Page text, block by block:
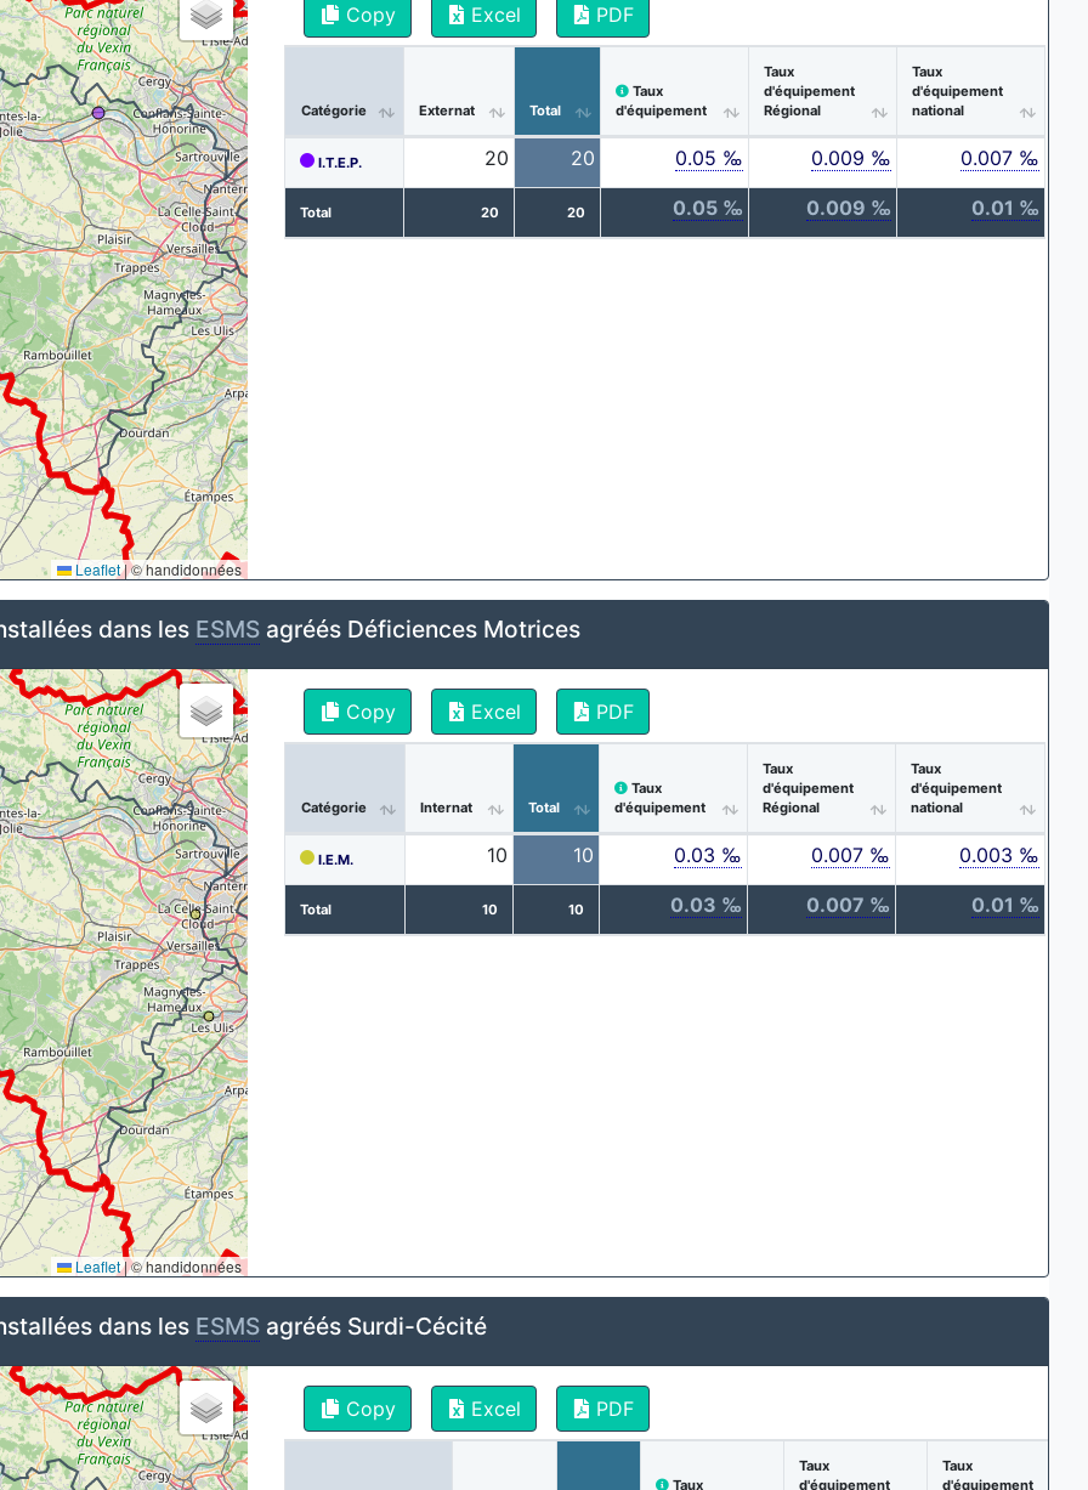
Leaflet|© handidonnées
Copy Excel PDF
Catégorie Externat Total
Taux
d'équipement
Taux
d'équipement
Régional
Taux
d'équipement
national
I.T.E.P. 20 20 0.05 ‰ 0.009 ‰ 0.007 ‰
Total 20 20 0.05 ‰ 0.009 ‰ 0.01 ‰
dans les ESMS agréés Déficiences Motrices
Leaflet|© handidonnées
Copy Excel PDF
Catégorie Internat Total
Taux
d'équipement
Taux
d'équipement
Régional
Taux
d'équipement
national
I.E.M. 10 10 0.03 ‰ 0.007 ‰ 0.003 ‰
Total 10 10 0.03 ‰ 0.007 ‰ 0.01 ‰
dans les ESMS agréés Surdi-Cécité
Copy Excel PDF
Taux
Taux
d'équipement
Taux
d'équipement